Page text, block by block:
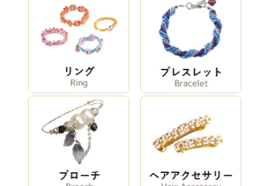
ティラ＆ハーフ
ティラビーズの
クロススクエア
ラビーズ＆ハー
フティラビーズ
こんぺいとうネ
ックレス